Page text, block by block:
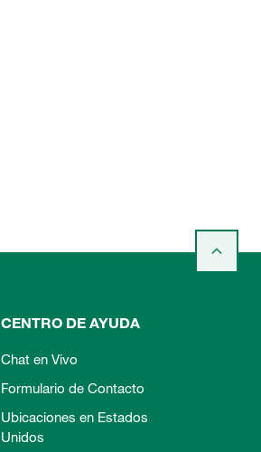
CENTRO DE AYUDA
Chat en Vivo
Formulario de Contacto
Ubicaciones en Estados
Unidos